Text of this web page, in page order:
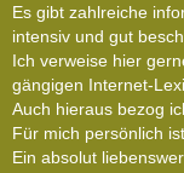
Es gibt zahlreiche
intensiv und gut
Ich verweise hier
gängigen Internet-
Auch hieraus bezog
Für mich persönlich
Ein absolut